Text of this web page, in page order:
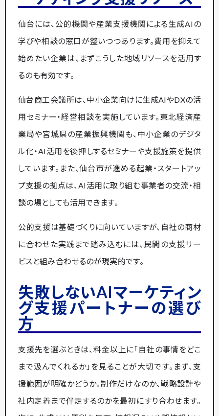
仙台には、公的機関や産業支援機関による生成AIの
学びや相談の窓口が整いつつあります。費用を抑えて
始めたい企業は、まずこうした地域リソースを活用す
るのも有効です。
仙台商工会議所は、中小企業向けに生成AIやDXの活
用セミナー・経営相談を実施しています。東北経済産
業局や宮城県の産業振興機関も、中小企業のデジタ
ル化・AI活用を後押しするセミナーや支援施策を提供
しています。また、仙台市が進める起業・スタートアッ
プ支援の拠点は、AI活用に取り組む事業者の交流・相
談の場としても活用できます。
公的支援は基礎づくりに向いていますが、自社の商材
に合わせた実践まで踏み込むには、民間の支援サー
ビスと組み合わせるのが現実的です。
失敗しないAIマーケティン
グ支援パートナーの選び
方
支援先を選ぶときは、料金以上に「自社の事情をどこ
まで汲んでくれるか」を見ることが大切です。まず、支
援範囲が明確かどうか。制作だけなのか、戦略設計や
社内定着まで伴走するのかを最初にすり合わせます。